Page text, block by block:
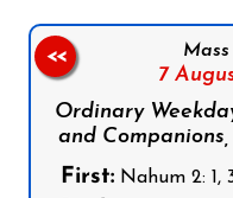
7
Ordinary
and
First: Nahum 2: 1,
<<